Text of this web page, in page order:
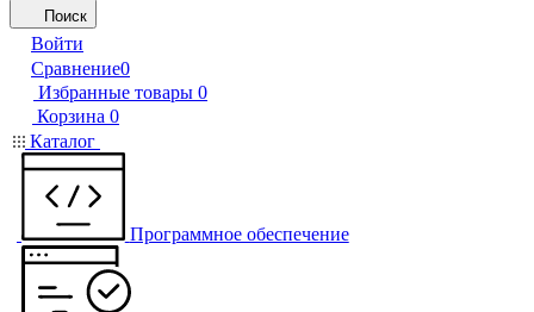
Поиск
Войти
Сравнение0
Избранные товары 0
Корзина 0
Каталог
Программное обеспечение